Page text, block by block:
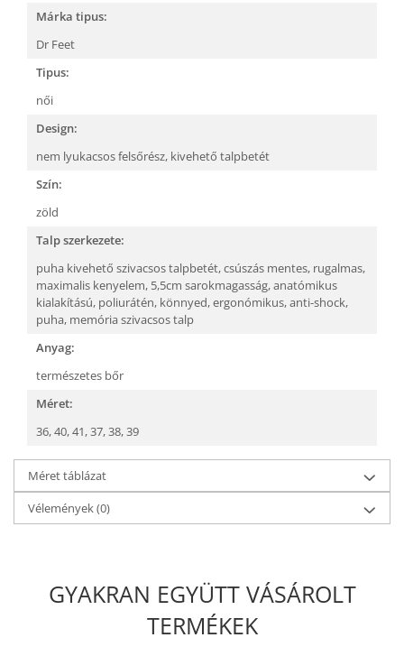
Márka tipus:
Dr Feet
Tipus:
női
Design:
nem lyukacsos felsőrész, kivehető talpbetét
Szín:
zöld
Talp szerkezete:
puha kivehető szivacsos talpbetét,csúszás mentes, rugalmas,
maximalis kenyelem, 5,5cm sarokmagasság,anatómikus
kialakítású, poliurátén, könnyed,ergonómikus,anti-shock,
puha, memória szivacsos talp
Anyag:
természetes bőr
Méret:
36,40,41,37,38,39
Méret táblázat
Vélemények(0)
GYAKRAN EGYÜTT VÁSÁROLT
TERMÉKEK